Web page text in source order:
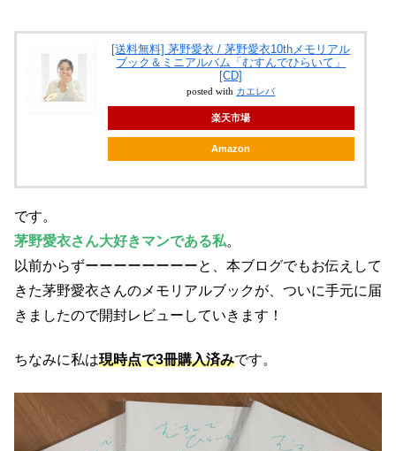
[送料無料] 茅野愛衣 / 茅野愛衣10thメモリアル
ブック＆ミニアルバム「むすんでひらいて」
[CD]
posted with カエレバ
楽天市場
Amazon
です。
茅野愛衣さん大好きマンである私。
以前からずーーーーーーーーと、本ブログでもお伝えして
きた茅野愛衣さんのメモリアルブックが、ついに手元に届
きましたので開封レビューしていきます！
ちなみに私は現時点で3冊購入済みです。